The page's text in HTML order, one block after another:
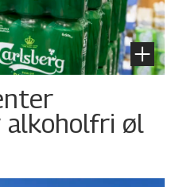
alkoholfri øl